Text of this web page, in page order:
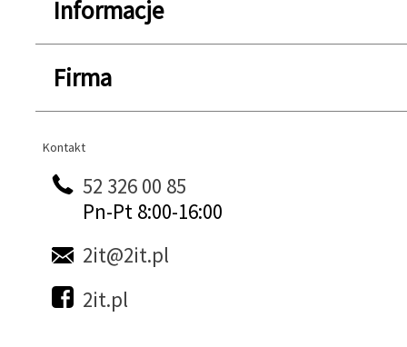
Informacje
Firma
Kontakt
Kontakt
52 326 00 85
Pn-Pt 8:00-16:00
2it@2it.pl
2it.pl